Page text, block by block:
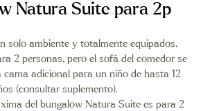
Natura Suite para 2p
solo ambiente y totalmente equipados.
2 personas, pero el sofá del comedor se
cama adicional para un niño de hasta 12
(consultar suplemento).
del bungalow Natura Suite es para 2